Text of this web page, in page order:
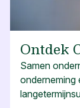
Ontdek
Samen
onderneming